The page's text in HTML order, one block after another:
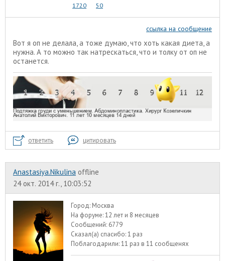
1720 50
ссылка на сообщение
Вот я оп не делала, а тоже думаю, что хоть какая диета, а
нужна. А то можно так натрескаться, что и толку от оп не
останется.
ответить цитировать
Anastasiya.Nikulina offline
24 окт. 2014 г., 10:03:52
Город: Москва
На форуме:12 лет и 8 месяцев
Сообщений: 6779
Сказал(а) спасибо:1 раз
Поблагодарили:11 раз в 11 сообщенях